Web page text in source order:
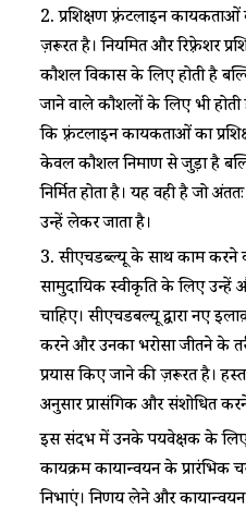
2. प्रशिक्षण फ़्रंटलाइन
ज़रूरत है। नियमित और रिफ़्रेशर
कौशल विकास के लिए होती है
जाने वाले कौशलों के लिए भी
कि फ़्रंटलाइन कार्यकर्ताओं का
केवल कौशल निर्माण से जुड़ा है
निर्मित होता है। यह वही है जो
उन्हें लेकर जाता है।
3. सीएचडब्ल्यू के साथ काम करने
सामुदायिक स्वीकृति के लिए उन्हें
चाहिए। सीएचडबल्यू द्वारा नए
करने और उनका भरोसा जीतने के
प्रयास किए जाने की ज़रूरत है।
अनुसार प्रासंगिक और संशोधित
इस संदर्भ में उनके पर्यवेक्षक के
कार्यक्रम कार्यान्वयन के
निभाएं। निर्णय लेने और